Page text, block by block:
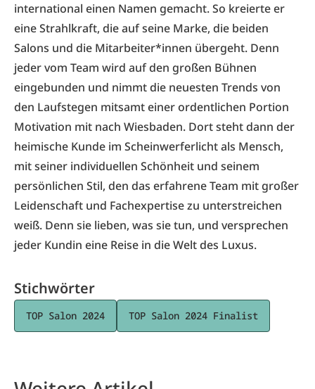
international einen Namen gemacht. So kreierte er
eine Strahlkraft, die auf seine Marke, die beiden
Salons und die Mitarbeiter*innen übergeht. Denn
jeder vom Team wird auf den großen Bühnen
eingebunden und nimmt die neuesten Trends von
den Laufstegen mitsamt einer ordentlichen Portion
Motivation mit nach Wiesbaden. Dort steht dann der
heimische Kunde im Scheinwerferlicht als Mensch,
mit seiner individuellen Schönheit und seinem
persönlichen Stil, den das erfahrene Team mit großer
Leidenschaft und Fachexpertise zu unterstreichen
weiß. Denn sie lieben, was sie tun, und versprechen
jeder Kundin eine Reise in die Welt des Luxus.
Stichwörter
TOP Salon 2024 TOP Salon 2024 Finalist